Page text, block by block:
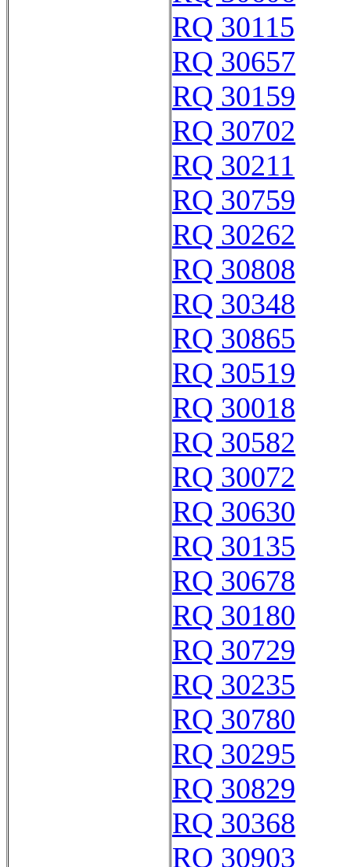
RQ 30115
RQ 30657
RQ 30159
RQ 30702
RQ 30211
RQ 30759
RQ 30262
RQ 30808
RQ 30348
RQ 30865
RQ 30519
RQ 30018
RQ 30582
RQ 30072
RQ 30630
RQ 30135
RQ 30678
RQ 30180
RQ 30729
RQ 30235
RQ 30780
RQ 30295
RQ 30829
RQ 30368
RQ 30903